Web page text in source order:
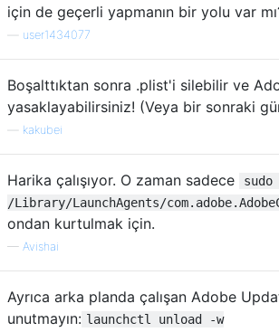
için de geçerli yapmanın bir yolu var
user1434077
Boşalttıktan sonra .plist'i silebilir ve
yasaklayabilirsiniz! (Veya bir sonraki
kakubei
Harika çalışıyor. O zaman sadece
sudo
/Library/LaunchAgents/
ondan kurtulmak için.
— Avishai
Ayrıca arka planda çalışan Adobe
unutmayın: launchctl unload -w